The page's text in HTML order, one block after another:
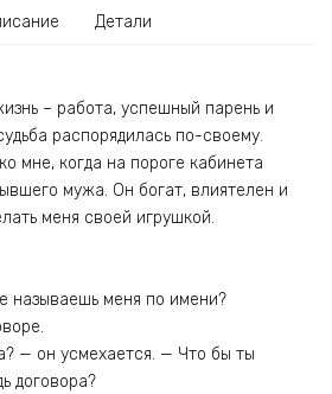
Детали
– работа, успешный парень и
распорядилась по-своему.
мне, когда на пороге кабинета
мужа. Он богат, влиятелен и
меня своей игрушкой.
называешь меня по имени?
— он усмехается. — Что бы ты
договора?